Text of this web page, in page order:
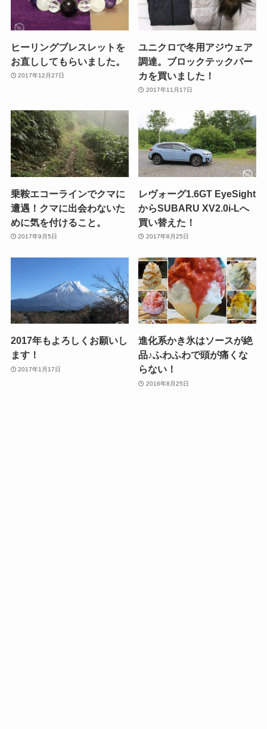
ヒーリングブレスレットを
お直ししてもらいました。
2017年12月27日
ユニクロで冬用アジウェア
調達。ブロックテックパー
カを買いました！
2017年11月17日
乗鞍エコーラインでクマに
遭遇！クマに出会わないた
めに気を付けること。
2017年9月5日
レヴォーグ1.6GT EyeSight
からSUBARU XV2.0i-Lへ
買い替えた！
2017年8月25日
2017年もよろしくお願いし
ます！
2017年1月17日
進化系かき氷はソースが絶
品♪ふわふわで頭が痛くな
らない！
2016年8月25日